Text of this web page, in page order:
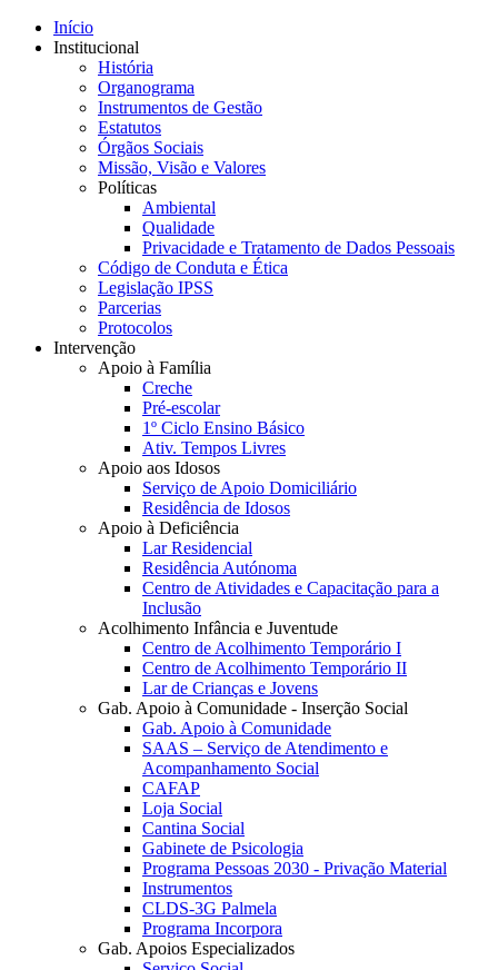
Início
Institucional
História
Organograma
Instrumentos de Gestão
Estatutos
Órgãos Sociais
Missão, Visão e Valores
Políticas
Ambiental
Qualidade
Privacidade e Tratamento de Dados Pessoais
Código de Conduta e Ética
Legislação IPSS
Parcerias
Protocolos
Intervenção
Apoio à Família
Creche
Pré-escolar
1º Ciclo Ensino Básico
Ativ. Tempos Livres
Apoio aos Idosos
Serviço de Apoio Domiciliário
Residência de Idosos
Apoio à Deficiência
Lar Residencial
Residência Autónoma
Centro de Atividades e Capacitação para a
Inclusão
Acolhimento Infância e Juventude
Centro de Acolhimento Temporário I
Centro de Acolhimento Temporário II
Lar de Crianças e Jovens
Gab. Apoio à Comunidade - Inserção Social
Gab. Apoio à Comunidade
SAAS – Serviço de Atendimento e
Acompanhamento Social
CAFAP
Loja Social
Cantina Social
Gabinete de Psicologia
Programa Pessoas 2030 - Privação Material
Instrumentos
CLDS-3G Palmela
Programa Incorpora
Gab. Apoios Especializados